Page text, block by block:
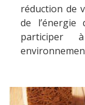
réduction de
de
participer